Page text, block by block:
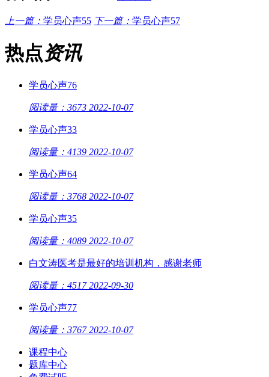
上一篇： 学员心声55 下一篇： 学员心声57
热点资讯
学员心声76
阅读量：3673 2022-10-07
学员心声33
阅读量：4139 2022-10-07
学员心声64
阅读量：3768 2022-10-07
学员心声35
阅读量：4089 2022-10-07
白文涛医考是最好的培训机构，感谢老师
阅读量：4517 2022-09-30
学员心声77
阅读量：3767 2022-10-07
课程中心
题库中心